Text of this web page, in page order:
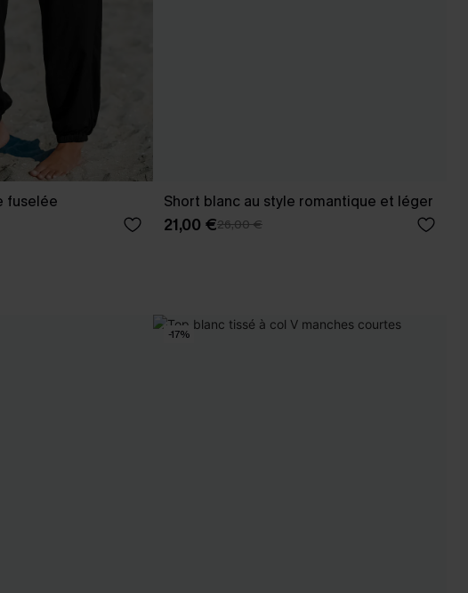
fuselée Short blanc au style romantique et léger
21,00 €26,00 €
-17%